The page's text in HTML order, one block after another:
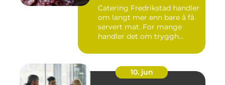
Catering Fredrikstad handler
om langt mer enn bare å få
servert mat. For mange
handler det om tryggh...
10. jun